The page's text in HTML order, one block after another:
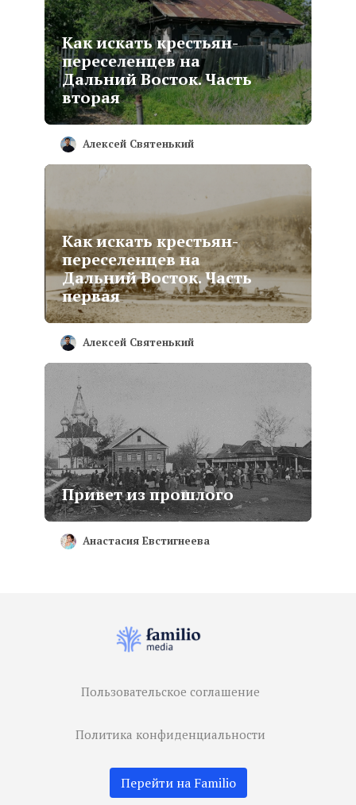
Как искать крестьян-
переселенцев на
Дальний Восток. Часть
вторая
Алексей Святенький
Как искать крестьян-
переселенцев на
Дальний Восток. Часть
первая
Алексей Святенький
Привет из прошлого
Анастасия Евстигнеева
Пользовательское соглашение
Политика конфиденциальности
Перейти на Familio